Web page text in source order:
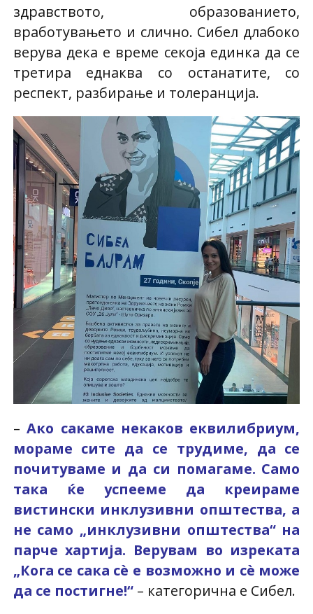
здравството, образованието,
вработувањето и слично. Сибел длабоко
верува дека е време секоја единка да се
третира еднаква со останатите, со
респект, разбирање и толеранција.
–Ако сакаме некаков еквилибриум,
мораме сите да се трудиме, да се
почитуваме и да си помагаме. Само
така ќе успееме да креираме
вистински инклузивни општества, а
не само „инклузивни општества“ на
парче хартија. Верувам во изреката
„Кога се сака сè е возможно и сè може
да се постигне!“– категорична е Сибел.